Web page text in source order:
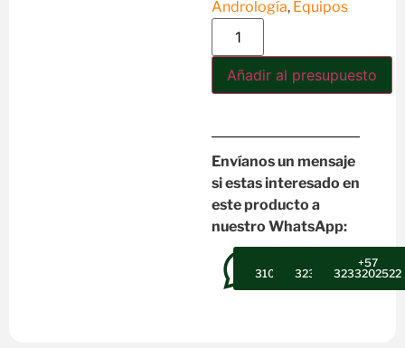
Andrología, Equipos
Añadir al presupuesto
Envíanos un mensaje
si estas interesado en
este producto a
nuestro WhatsApp:
31026079473232302496
+57
3233202522